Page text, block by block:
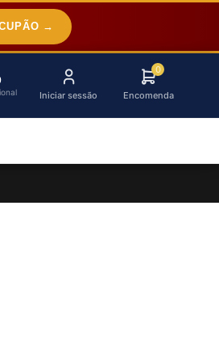
→
Iniciar sessão
0
Encomenda